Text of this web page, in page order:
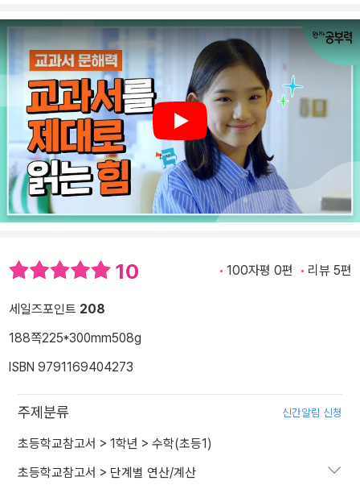
Play
10 100자평 0편 리뷰 5편
세일즈포인트 208
188쪽225*300mm508g
ISBN 9791169404273
주제분류 신간알림 신청
초등학교참고서 > 1학년 > 수학(초등1)
초등학교참고서 > 단계별 연산/계산